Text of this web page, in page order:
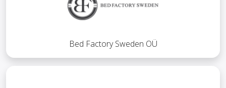
Bed Factory Sweden OÜ